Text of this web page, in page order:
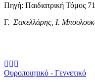
Πηγή: Παιδιατρική Τόμος
Γ. Σακελλάρης, I.
Ουροποιητικό - Γεννετικό